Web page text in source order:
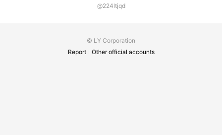
@224ltjqd
© LY Corporation
Report
Other official accounts